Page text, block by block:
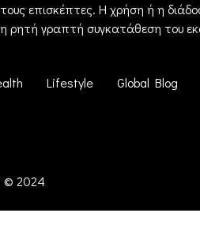
επισκέπτες. Η χρήση ή η
ρητή γραπτή συγκατάθεση του
Lifestyle Global Blog
2024